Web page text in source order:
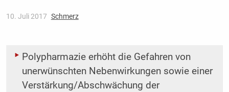
10. Juli 2017 Schmerz
Polypharmazie erhöht die Gefahren von
unerwünschten Nebenwirkungen sowie einer
Verstärkung/Abschwächung der